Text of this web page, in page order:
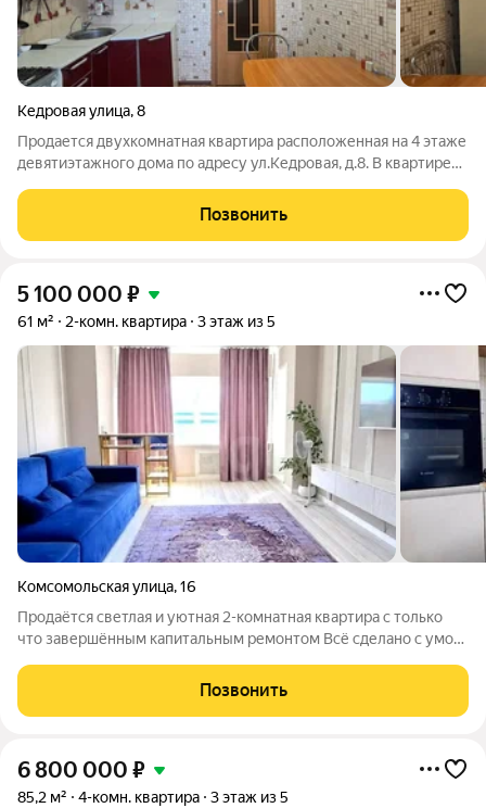
Кедровая улица,8
Продается двухкомнатная квартира расположенная на 4 этаже
девятиэтажного дома по адресу ул.Кедровая, д.8. В квартире
помещения перед продажей. Комнаты изолированы, сан узел
раздельный, есть
Позвонить
5 100 000 ₽
61 м² 2-комн. квартира 3 этаж из 5
Комсомольская улица,16
Продаётся светлая и уютная 2-комнатная квартира с только
что завершённым капитальным ремонтом Всё сделано с умом
Позвонить
6 800 000 ₽
85,2 м² 4-комн. квартира 3 этаж из 5